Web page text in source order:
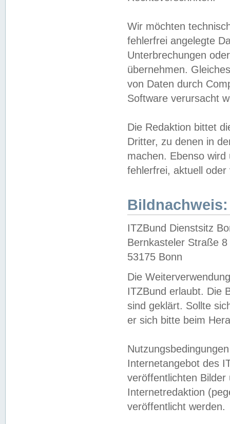
Wir möchten
fehlerfrei angelegte
Unterbrechungen
übernehmen.
von Daten durch
Software verursacht
Die Redaktion bittet
Dritter, zu denen in
machen. Ebenso
fehlerfrei, aktuell oder
Bildnachweis:
ITZBund Dienstsitz
Bernkasteler Straße 8
53175 Bonn
Die
ITZBund erlaubt. Die
sind geklärt. Sollte
er sich bitte beim
Internetangebot des
veröffentlichten
Internetredaktion
veröffentlicht werden.